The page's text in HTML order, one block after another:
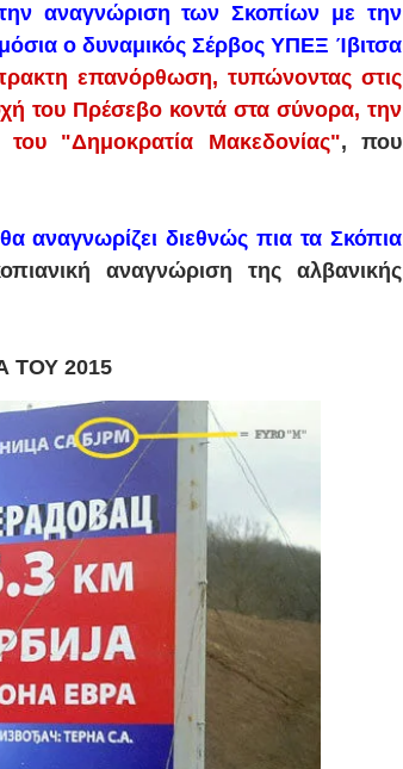
αναγνώριση των Σκοπίων με την
ο δυναμικός Σέρβος ΥΠΕΞ Ίβιτσα
επανόρθωση, τυπώνοντας στις
του Πρέσεβο κοντά στα σύνορα, την
"Δημοκρατία Μακεδονίας", που
αναγνωρίζει διεθνώς πια τα Σκόπια
αναγνώριση της αλβανικής
ΤΟΥ 2015